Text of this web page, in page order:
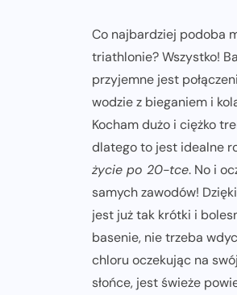
Co najbardziej podoba
triathlonie? Wszystko!
przyjemne jest
wodzie z bieganiem i
Kocham dużo i ciężko
dlatego to jest idealne
życie po 20-tce. No i
samych zawodów!
jest już tak krótki i
basenie, nie trzeba
chloru oczekując na
słońce, jest świeże